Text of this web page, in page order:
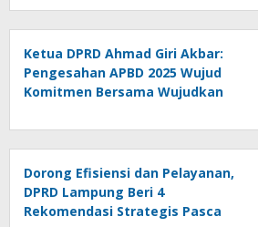
Ketua DPRD Ahmad Giri Akbar:
Pengesahan APBD 2025 Wujud
Komitmen Bersama Wujudkan
Dorong Efisiensi dan Pelayanan,
DPRD Lampung Beri 4
Rekomendasi Strategis Pasca